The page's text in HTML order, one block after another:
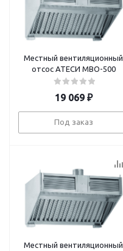
Местный вентиляционный
отсос АТЕСИ МВО-500
19 069₽
Под заказ
Местный вентиляционный